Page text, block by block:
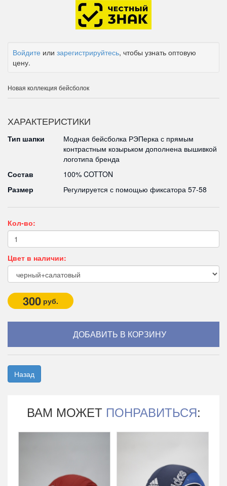
Войдите или зарегистрируйтесь, чтобы узнать оптовую
цену.
Новая коллекция бейсболок
ХАРАКТЕРИСТИКИ
Тип шапки
Модная бейсболка РЭПерка с прямым
контрастным козырьком дополнена вышивкой
логотипа бренда
Состав
100% COTTON
Размер
Регулируется с помощью фиксатора 57-58
Кол-во:
Цвет в наличии:
300 руб.
Назад
ВАМ МОЖЕТ ПОНРАВИТЬСЯ: